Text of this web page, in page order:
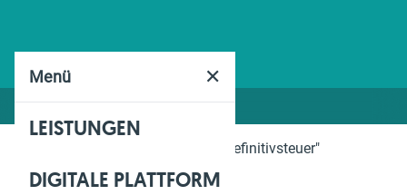
Menü ✕
LEISTUNGEN
DIGITALE PLATTFORM
"Definitivsteuer"